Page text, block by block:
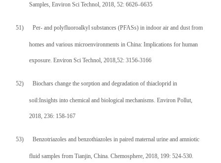
Samples, Environ Sci Technol, 2018, 52: 6626–6635
51) Per- and polyfluoroalkyl substances (PFASs) in indoor air and dust from
homes and various microenvironments in China: Implications for human
exposure. Environ Sci Technol, 2018,52: 3156-3166
52) Biochars change the sorption and degradation of thiacloprid in
soil:Insights into chemical and biological mechanisms. Environ Pollut,
2018, 236: 158-167
53) Benzotriazoles and benzothiazoles in paired maternal urine and amniotic
fluid samples from Tianjin, China. Chemosphere, 2018, 199: 524-530.